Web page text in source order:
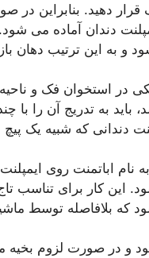
قرار دهید. بنابراین
دندان آماده می شود.
و به این ترتیب دهان
استخوان فک و ناحیه
باید به تدریج آن را با
دندانی که شبیه یک
اباتمنت روی
کار برای تناسب
بلافاصله توسط
و در صورت لزوم